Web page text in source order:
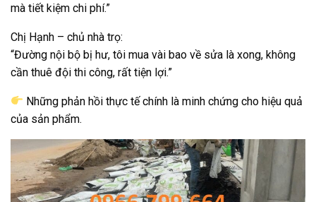
mà tiết kiệm chi phí.”
Chị Hạnh – chủ nhà trọ:
“Đường nội bộ bị hư, tôi mua vài bao về sửa là xong, không
cần thuê đội thi công, rất tiện lợi.”
Những phản hồi thực tế chính là minh chứng cho hiệu quả
của sản phẩm.